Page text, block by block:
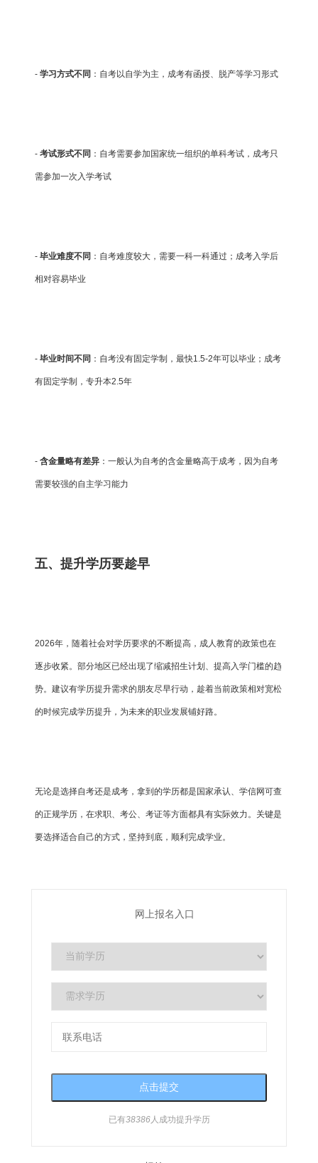
- 学习方式不同 ：自考以自学为主，成考有函授、脱产等学习形式
- 考试形式不同 ：自考需要参加国家统一组织的单科考试，成考只
需参加一次入学考试
- 毕业难度不同 ：自考难度较大，需要一科一科通过；成考入学后
相对容易毕业
- 毕业时间不同 ：自考没有固定学制，最快1.5-2年可以毕业；成考
有固定学制，专升本2.5年
- 含金量略有差异 ：一般认为自考的含金量略高于成考，因为自考
需要较强的自主学习能力
五、提升学历要趁早
2026年，随着社会对学历要求的不断提高，成人教育的政策也在
逐步收紧。部分地区已经出现了缩减招生计划、提高入学门槛的趋
势。建议有学历提升需求的朋友尽早行动，趁着当前政策相对宽松
的时候完成学历提升，为未来的职业发展铺好路。
无论是选择自考还是成考，拿到的学历都是国家承认、学信网可查
的正规学历，在求职、考公、考证等方面都具有实际效力。关键是
要选择适合自己的方式，坚持到底，顺利完成学业。
网上报名入口
已有38386人成功提升学历